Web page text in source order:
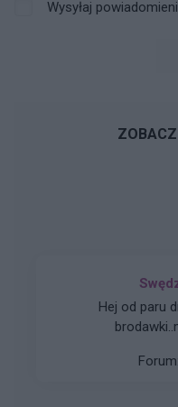
Wysyłaj
Hej od paru
Forum: